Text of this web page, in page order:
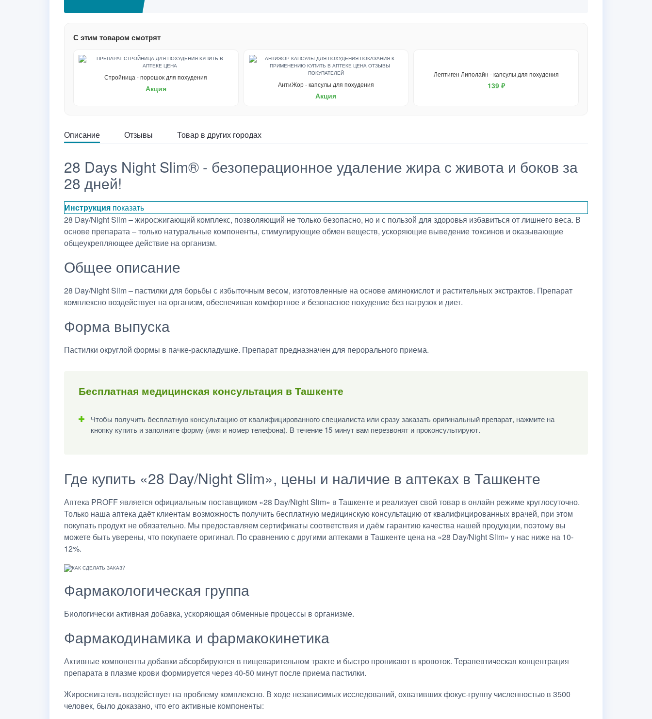
С этим товаром смотрят
Стройница - порошок для похудения
Акция АнтиЖор - капсулы для похудения
Акция
Лептиген Липолайн - капсулы для похудения
139 ₽
Описание Отзывы Товар в других городах
28 Days Night Slim® - безоперационное удаление жира с живота и боков за
28 дней!
Инструкция показать
28 Day/Night Slim – жиросжигающий комплекс, позволяющий не только безопасно, но и с пользой для здоровья избавиться от лишнего веса. В
основе препарата – только натуральные компоненты, стимулирующие обмен веществ, ускоряющие выведение токсинов и оказывающие
общеукрепляющее действие на организм.
Общее описание
28 Day/Night Slim – пастилки для борьбы с избыточным весом, изготовленные на основе аминокислот и растительных экстрактов. Препарат
комплексно воздействует на организм, обеспечивая комфортное и безопасное похудение без нагрузок и диет.
Форма выпуска
Пастилки округлой формы в пачке-раскладушке. Препарат предназначен для перорального приема.
Бесплатная медицинская консультация в Ташкенте
Чтобы получить бесплатную консультацию от квалифицированного специалиста или сразу заказать оригинальный препарат, нажмите на
кнопку купить и заполните форму (имя и номер телефона). В течение 15 минут вам перезвонят и проконсультируют.
Где купить «28 Day/Night Slim», цены и наличие в аптеках в Ташкенте
Аптека PROFF является официальным поставщиком «28 Day/Night Slim» в Ташкенте и реализует свой товар в онлайн режиме круглосуточно.
Только наша аптека даёт клиентам возможность получить бесплатную медицинскую консультацию от квалифицированных врачей, при этом
покупать продукт не обязательно. Мы предоставляем сертификаты соответствия и даём гарантию качества нашей продукции, поэтому вы
можете быть уверены, что покупаете оригинал. По сравнению с другими аптеками в Ташкенте цена на «28 Day/Night Slim» у нас ниже на 10-
12%.
Фармакологическая группа
Биологически активная добавка, ускоряющая обменные процессы в организме.
Фармакодинамика и фармакокинетика
Активные компоненты добавки абсорбируются в пищеварительном тракте и быстро проникают в кровоток. Терапевтическая концентрация
препарата в плазме крови формируется через 40-50 минут после приема пастилки.
Жиросжигатель воздействует на проблему комплексно. В ходе независимых исследований, охвативших фокус-группу численностью в 3500
человек, было доказано, что его активные компоненты: